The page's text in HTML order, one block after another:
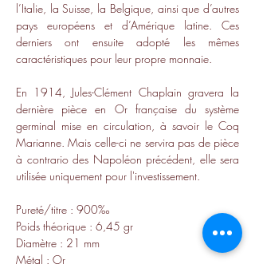
l’Italie, la Suisse, la Belgique, ainsi que d’autres
pays européens et d’Amérique latine. Ces
derniers ont ensuite adopté les mêmes
caractéristiques pour leur propre monnaie.
En 1914, Jules-Clément Chaplain gravera la
dernière pièce en Or française du système
germinal mise en circulation, à savoir le Coq
Marianne. Mais celle-ci ne servira pas de pièce
à contrario des Napoléon précédent, elle sera
utilisée uniquement pour l'investissement.​
Pureté/titre : 900‰
Poids théorique : 6,45 gr
Diamètre : 21 mm
Métal : Or